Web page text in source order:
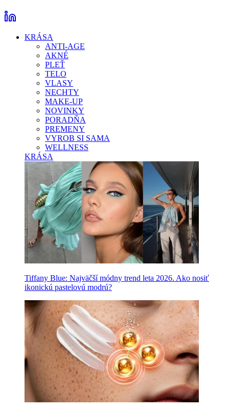
KRÁSA
ANTI-AGE
AKNÉ
PLEŤ
TELO
VLASY
NECHTY
MAKE-UP
NOVINKY
PORADŇA
PREMENY
VYROB SI SAMA
WELLNESS
KRÁSA
Tiffany Blue: Najväčší módny trend leta 2026. Ako nosiť
ikonickú pastelovú modrú?